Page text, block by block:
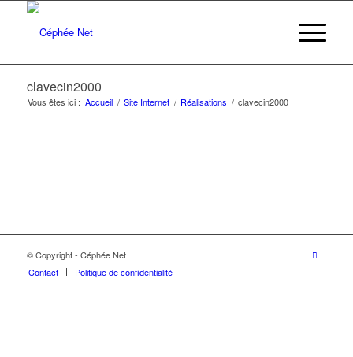
clavecin2000
Vous êtes ici : Accueil / Site Internet / Réalisations / clavecin2000
© Copyright - Céphée Net
Contact
Politique de confidentialité